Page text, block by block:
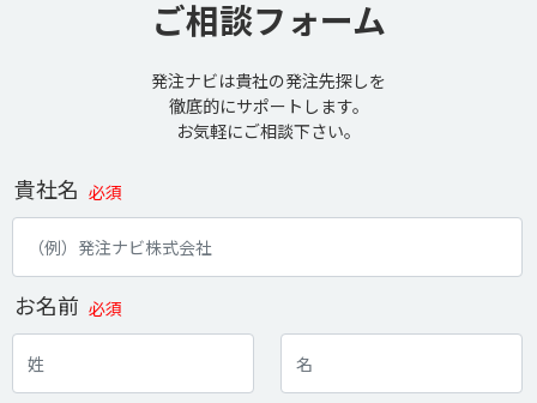
ご相談フォーム
発注ナビは貴社の発注先探しを
徹底的にサポートします。
お気軽にご相談下さい。
貴社名 必須
お名前 必須